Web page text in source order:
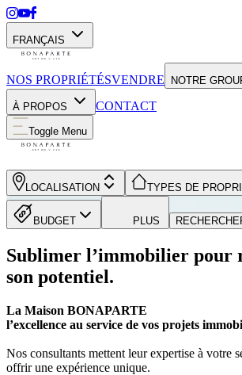
FRANÇAIS
NOS PROPRIÉTÉSVENDRE NOTRE
À PROPOS CONTACT
Toggle Menu
LOCALISATION TYPES DE
BUDGET PLUS
Sublimer l’immobilier pour
son potentiel.
La Maison BONAPARTE
l’excellence au service de vos projets
Nos consultants mettent leur expertise à votre
offrir une expérience unique.